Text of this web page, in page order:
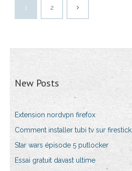
1 2
New Posts
Extension nordvpn firefox
Comment installer tubi tv sur firestick
Star wars épisode 5 putlocker
Essai gratuit davast ultime